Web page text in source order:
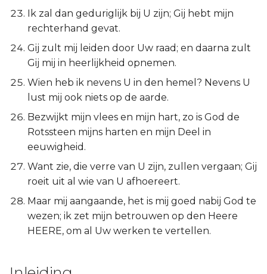
Ik zal dan geduriglijk bij U zijn; Gij hebt mijn
rechterhand gevat.
Gij zult mij leiden door Uw raad; en daarna zult
Gij mij in heerlijkheid opnemen.
Wien heb ik nevens U in den hemel? Nevens U
lust mij ook niets op de aarde.
Bezwijkt mijn vlees en mijn hart, zo is God de
Rotssteen mijns harten en mijn Deel in
eeuwigheid.
Want zie, die verre van U zijn, zullen vergaan; Gij
roeit uit al wie van U afhoereert.
Maar mij aangaande, het is mij goed nabij God te
wezen; ik zet mijn betrouwen op den Heere
HEERE, om al Uw werken te vertellen.